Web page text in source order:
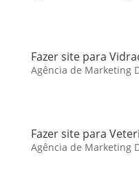
Fazer site para
Agência de Marketing
Fazer site para
Agência de Marketing